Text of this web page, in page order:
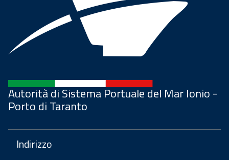
Autorità di Sistema Portuale del Mar Ionio -
Porto di Taranto
Indirizzo